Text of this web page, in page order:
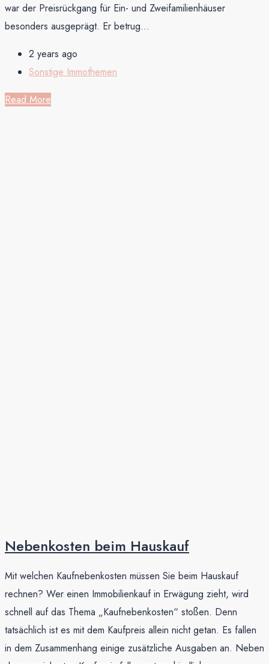
war der Preisrückgang für Ein- und Zweifamilienhäuser
besonders ausgeprägt. Er betrug...
2 years ago
Sonstige Immothemen
Read More
Neben­kosten beim Haus­kauf
Mit welchen Kaufnebenkosten müssen Sie beim Hauskauf
rechnen? Wer einen Immobilienkauf in Erwägung zieht, wird
schnell auf das Thema „Kaufnebenkosten“ stoßen. Denn
tatsächlich ist es mit dem Kaufpreis allein nicht getan. Es fallen
in dem Zusammenhang einige zusätzliche Ausgaben an. Neben